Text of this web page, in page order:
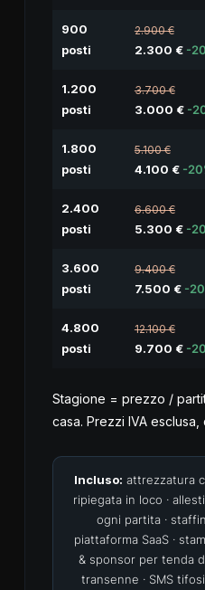
900
posti
2.900 €
2.300 € -
1.200
posti
3.700 €
3.000 € -
1.800
posti
5.100 €
4.100 € -
2.400
posti
6.600 €
5.300 € -
3.600
posti
9.400 €
7.500 € -
4.800
posti
12.100 €
9.700 € -
Stagione = prezzo /
casa. Prezzi IVA
Incluso: attrezzatura
ripiegata in loco ·
ogni partita ·
piattaforma SaaS ·
& sponsor per tenda
transenne · SMS